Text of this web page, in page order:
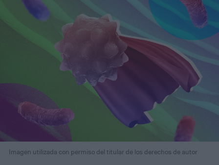
Imagen utilizada con permiso del titular de los derechos de autor